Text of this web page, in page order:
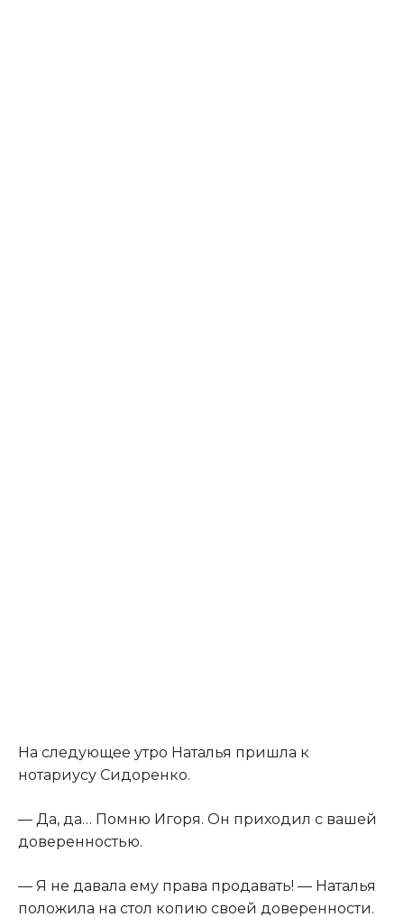
На следующее утро Наталья пришла к
нотариусу Сидоренко.
— Да, да… Помню Игоря. Он приходил с вашей
доверенностью.
— Я не давала ему права продавать! — Наталья
положила на стол копию своей доверенности.